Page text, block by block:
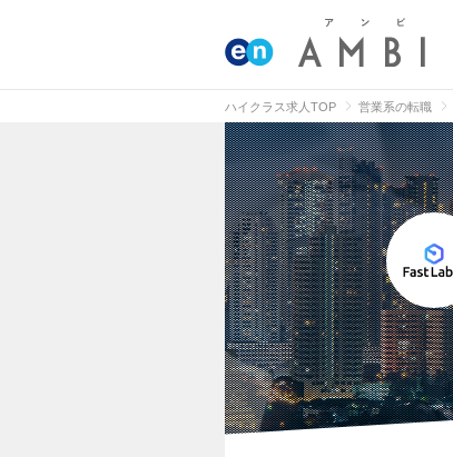
ハイクラス求人TOP 営業系の転職